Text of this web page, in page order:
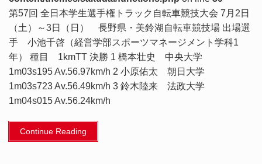
第57回 全日本学生選手権トラック自転車競技大会 7月2日
（土）～3日（日） 長野県・美鈴湖自転車競技場 出場選
手 小池千啓（経営学部スポーツマネージメント学科1
年） 種目 1kmTT 決勝 1 橋本壮史 中央大学
1m03s195 Av.56.97km/h 2 小原佑太 朝日大学
1m03s723 Av.56.49km/h 3 鈴木陸来 法政大学
1m04s015 Av.56.24km/h
Continue Reading